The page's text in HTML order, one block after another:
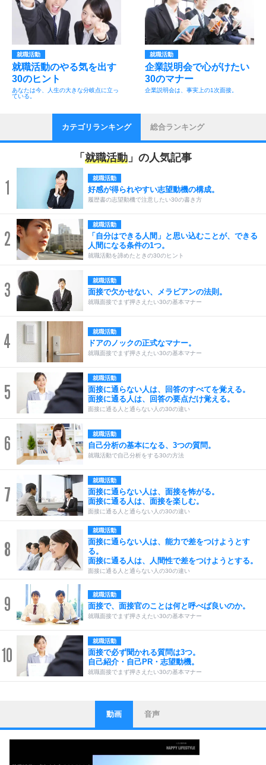
就職活動
就職活動のやる気を出す
30のヒント
あなたは今、人生の大きな分岐点に立っ
ている。
就職活動
企業説明会で心がけたい
30のマナー
企業説明会は、事実上の1次面接。
カテゴリランキング 総合ランキング
「 就職活動 」の人気記事
1 就職活動
好感が得られやすい志望動機の構成。
履歴書の志望動機で注意したい30の書き方
2
就職活動
「自分はできる人間」と思い込むことが、できる
人間になる条件の1つ。
就職活動を諦めたときの30のヒント
3 就職活動
面接で欠かせない、メラビアンの法則。
就職面接でまず押さえたい30の基本マナー
4 就職活動
ドアのノックの正式なマナー。
就職面接でまず押さえたい30の基本マナー
5
就職活動
面接に通らない人は、回答のすべてを覚える。
面接に通る人は、回答の要点だけ覚える。
面接に通る人と通らない人の30の違い
6 就職活動
自己分析の基本になる、3つの質問。
就職活動で自己分析をする30の方法
7
就職活動
面接に通らない人は、面接を怖がる。
面接に通る人は、面接を楽しむ。
面接に通る人と通らない人の30の違い
8
就職活動
面接に通らない人は、能力で差をつけようとす
る。
面接に通る人は、人間性で差をつけようとする。
面接に通る人と通らない人の30の違い
9 就職活動
面接で、面接官のことは何と呼べば良いのか。
就職面接でまず押さえたい30の基本マナー
10
就職活動
面接で必ず聞かれる質問は3つ。
自己紹介・自己PR・志望動機。
就職面接でまず押さえたい30の基本マナー
1
ストレス対策
他人と比べない。
いっそのこと、他人を見ない。
いらいらしない人になる30の方法
動画 音声